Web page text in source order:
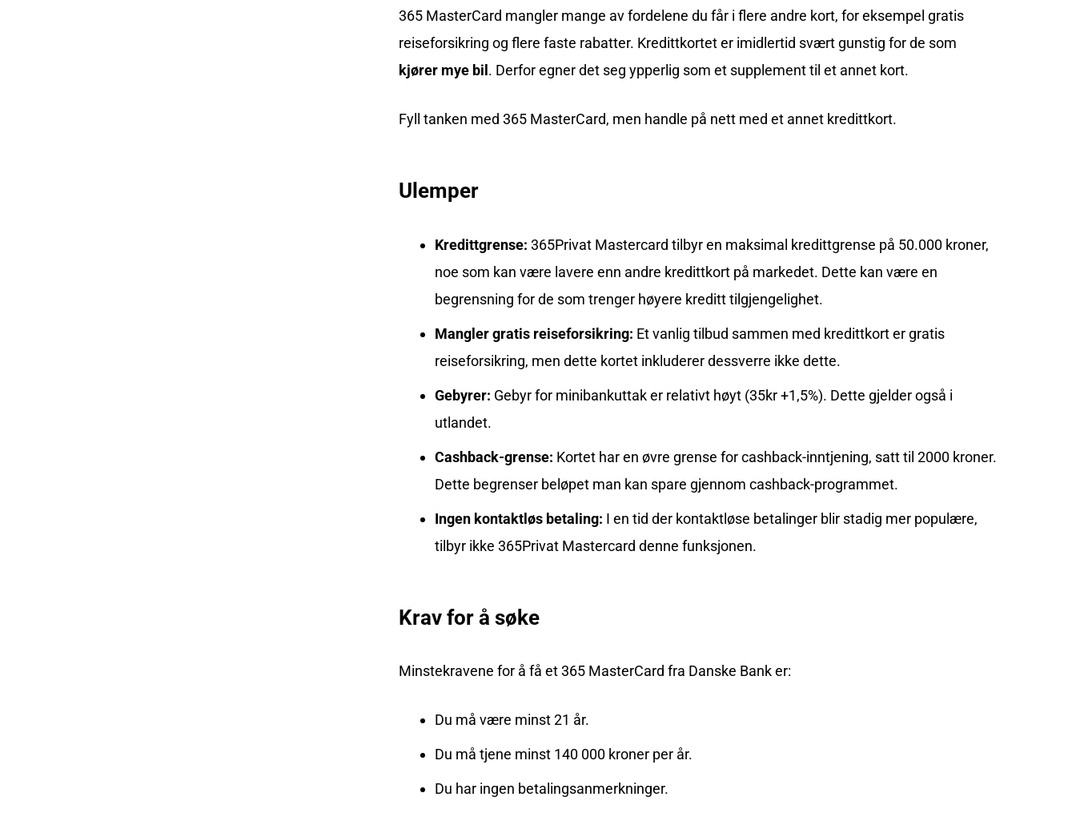
365 MasterCard mangler mange av fordelene du får i flere andre kort, for eksempel gratis
reiseforsikring og flere faste rabatter. Kredittkortet er imidlertid svært gunstig for de som
kjører mye bil . Derfor egner det seg ypperlig som et supplement til et annet kort.
Fyll tanken med 365 MasterCard, men handle på nett med et annet kredittkort.
Ulemper
Kredittgrense: 365Privat Mastercard tilbyr en maksimal kredittgrense på 50.000 kroner,
noe som kan være lavere enn andre kredittkort på markedet. Dette kan være en
begrensning for de som trenger høyere kreditt tilgjengelighet.
Mangler gratis reiseforsikring: Et vanlig tilbud sammen med kredittkort er gratis
reiseforsikring, men dette kortet inkluderer dessverre ikke dette.
Gebyrer: Gebyr for minibankuttak er relativt høyt (35kr +1,5%). Dette gjelder også i
utlandet.
Cashback-grense: Kortet har en øvre grense for cashback-inntjening, satt til 2000 kroner.
Dette begrenser beløpet man kan spare gjennom cashback-programmet.
Ingen kontaktløs betaling: I en tid der kontaktløse betalinger blir stadig mer populære,
tilbyr ikke 365Privat Mastercard denne funksjonen.
Krav for å søke
Minstekravene for å få et 365 MasterCard fra Danske Bank er:
Du må være minst 21 år.
Du må tjene minst 140 000 kroner per år.
Du har ingen betalingsanmerkninger.